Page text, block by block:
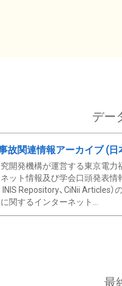
デー
故関連情報アーカイブ (
開発機構が運営する東京電力
ット情報及び学会口頭発表情
INIS Repository、CiNii Articles
関するインターネット...
最